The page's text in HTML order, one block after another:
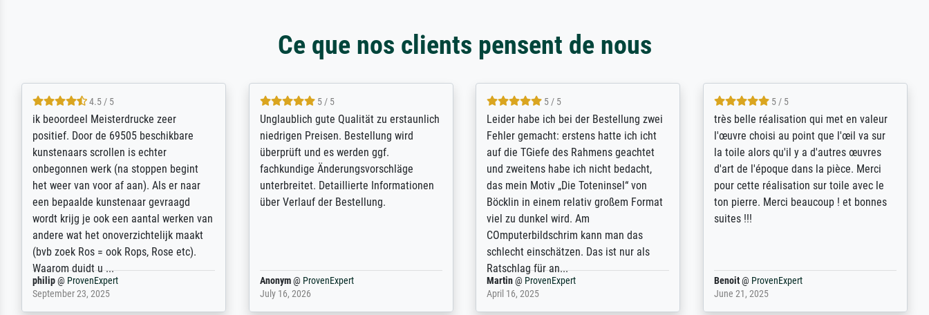
Ce que nos clients pensent de nous
5 / 5
Die Zufriedenheit ist auch nicht dadurch
getrübt, dass das Bild entgegen einer
angegebenen Lieferanschrift (sollte
eine Überraschung für die normannische
Ehefrau sein zum Hochzeits- gleichzeitig
auch Geburtstag sein) doch nach zu
Hause zugestellt wurde.
Jürgen@ProvenExpert
April 22, 2026
5 / 5
Excellent / Highly recommended. The
selection, ordering and payment process
were easy, shipping was efficient and
the item itself exceeds expectations. I
am based in the UK and found the site
searching for a specific print - I am very
SJL@ProvenExpert
December 2, 2025
5 / 5
The team at Meisterdrucke strives to
meet its clients demands, and provides
expert advice on how to obtain the best
results for the prints requested by the
client. The company has a vast
repertoire of prints to choose from, and
will provide excellent service also with
regards to prints which are not in that
repertoire. Highly recommended!
Anonym@ProvenExpert
April 22, 2026
5 / 5
eine große Auswahl an Bildern und
deren Reproduktionsmöglichkeiten;
wurde sehr gut durch die einzelnen
Bestellkriterien geführt, verständliche
Erklärungen, z.B. mit Bilddarstellungen,
werde auf jeden Fall meine guten
Erfahrungen weitergeben.
Anonym@ProvenExpert
May 13, 2026